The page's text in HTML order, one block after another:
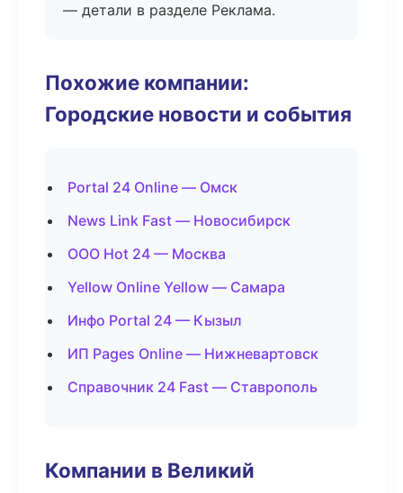
— детали в разделе Реклама.
Похожие компании:
Городские новости и события
Portal 24 Online — Омск
News Link Fast — Новосибирск
ООО Hot 24 — Москва
Yellow Online Yellow — Самара
Инфо Portal 24 — Кызыл
ИП Pages Online — Нижневартовск
Справочник 24 Fast — Ставрополь
Компании в Великий